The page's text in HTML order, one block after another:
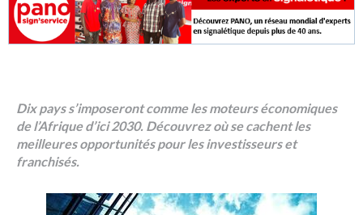
Dix pays s’imposeront comme les moteurs économiques
de l’Afrique d’ici 2030. Découvrez où se cachent les
meilleures opportunités pour les investisseurs et
franchisés.